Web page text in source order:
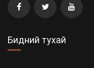
Бидний тухай